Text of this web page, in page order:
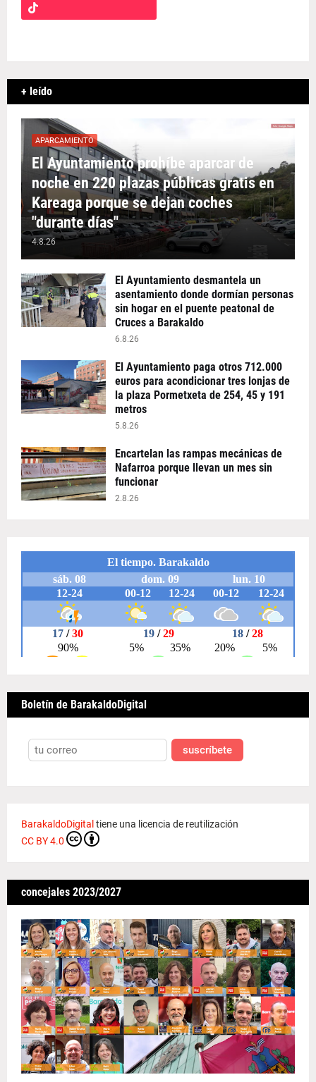
+ leído
APARCAMIENTO
El Ayuntamiento prohíbe aparcar de
noche en 220 plazas públicas gratis en
Kareaga porque se dejan coches
"durante días"
4.8.26
El Ayuntamiento desmantela un
asentamiento donde dormían personas
sin hogar en el puente peatonal de
Cruces a Barakaldo
6.8.26
El Ayuntamiento paga otros 712.000
euros para acondicionar tres lonjas de
la plaza Pormetxeta de 254, 45 y 191
metros
5.8.26
Encartelan las rampas mecánicas de
Nafarroa porque llevan un mes sin
funcionar
2.8.26
Boletín de BarakaldoDigital
suscríbete
BarakaldoDigital tiene una licencia de reutilización
CC BY 4.0
concejales 2023/2027